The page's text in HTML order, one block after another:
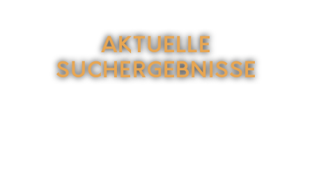
AKTUELLE
SUCHERGEBNISSE